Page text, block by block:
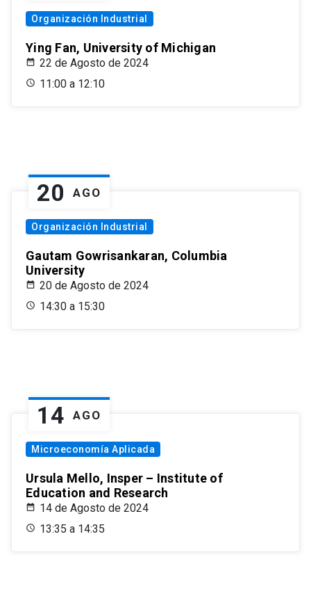
Organización Industrial
Ying Fan, University of Michigan
22 de Agosto de 2024
11:00 a 12:10
20 AGO
Organización Industrial
Gautam Gowrisankaran, Columbia
University
20 de Agosto de 2024
14:30 a 15:30
14 AGO
Microeconomía Aplicada
Ursula Mello, Insper – Institute of
Education and Research
14 de Agosto de 2024
13:35 a 14:35